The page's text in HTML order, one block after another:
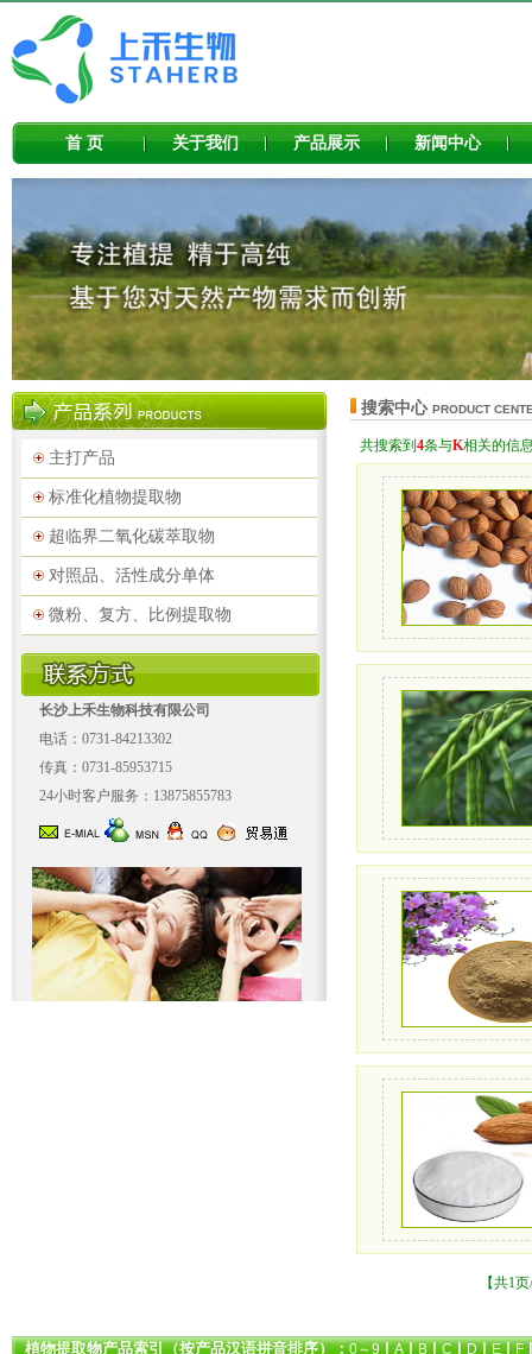
首 页 关于我们 产品展示 新闻中心
主打产品
标准化植物提取物
超临界二氧化碳萃取物
对照品、活性成分单体
微粉、复方、比例提取物
长沙上禾生物科技有限公司
电话：0731-84213302
传真：0731-85953715
24小时客户服务：13875855783
搜索中心 PRODUCT
共搜索到 4条与K相关的信
【共1
植物提取物产品索引（按产品汉语拼音排序）：0～9|A|B|C|D|E|F